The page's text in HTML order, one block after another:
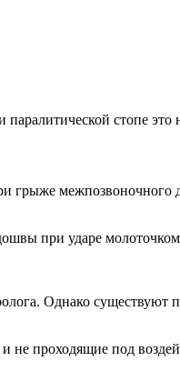
стопе это
грыже межпозвоночного
при ударе
Однако существуют
проходящие под